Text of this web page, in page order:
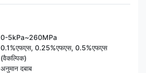
0-5kPa~260MPa
0.1%एफएस, 0.25%एफएस, 0.5%एफएस
(वैकल्पिक)
अनुमान दबाब